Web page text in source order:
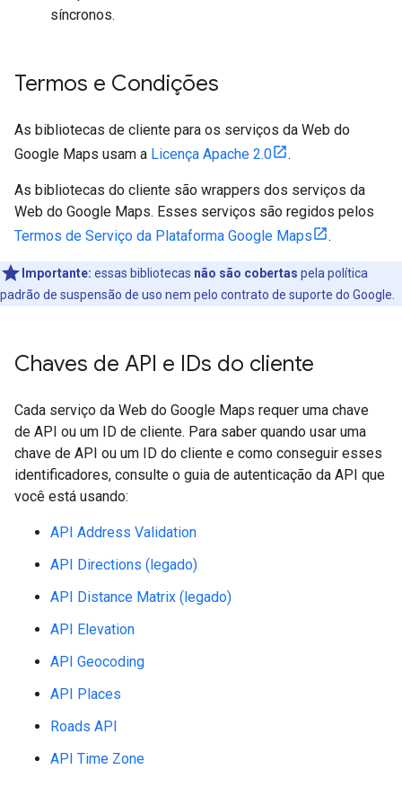
síncronos.
Termos e Condições
As bibliotecas de cliente para os serviços da Web do
Google Maps usam a Licença Apache 2.0 .
As bibliotecas do cliente são wrappers dos serviços da
Web do Google Maps. Esses serviços são regidos pelos
Termos de Serviço da Plataforma Google Maps
.
Importante: essas bibliotecas não são cobertas pela política
padrão de suspensão de uso nem pelo contrato de suporte do Google.
Chaves de API e IDs do cliente
Cada serviço da Web do Google Maps requer uma chave
de API ou um ID de cliente. Para saber quando usar uma
chave de API ou um ID do cliente e como conseguir esses
identificadores, consulte o guia de autenticação da API que
você está usando:
API Address Validation
API Directions (legado)
API Distance Matrix (legado)
API Elevation
API Geocoding
API Places
Roads API
API Time Zone